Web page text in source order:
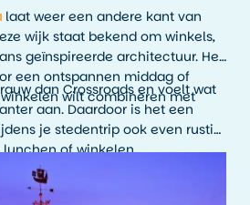
laat weer een andere kant van
wijk staat bekend om winkels,
geïnspireerde architectuur. Het
een ontspannen middag of
wilt combineren met
dan Crossroads en voelt wat
aan. Daardoor is het een
je stedentrip ook even rustig
of winkelen.